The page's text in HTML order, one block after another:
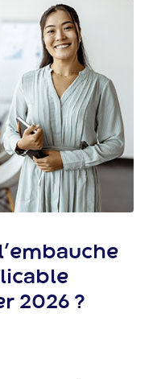
2026 ?